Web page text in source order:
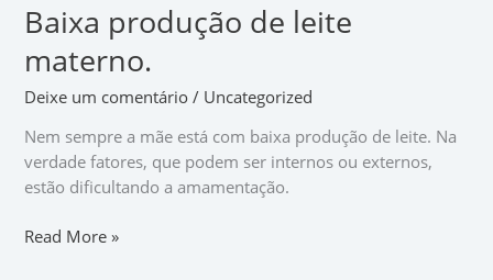
Baixa produção de leite
materno.
Deixe um comentário / Uncategorized
Nem sempre a mãe está com baixa produção de leite. Na
verdade fatores, que podem ser internos ou externos,
estão dificultando a amamentação.
Baixa
produção
de
leite
Read More »